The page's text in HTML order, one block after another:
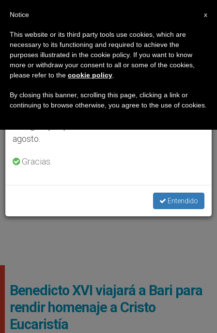
Benedicto XVI viajará a Bari para
rendir homenaje a Cristo
Eucaristía
×
Aviso importante
Del 27 de julio al 7 de agosto haremos la pausa
anual, aprovechando que en el periodo de verano
se generan menos informaciones y también el
agosto.
Gracias.
Entendido
x
Notice
This website or its third party tools use cookies, which are
necessary to its functioning and required to achieve the
purposes illustrated in the cookie policy. If you want to know
more or withdraw your consent to all or some of the cookies,
please refer to the cookie policy
By closing this banner, scrolling this page, clicking a link or
continuing to browse otherwise, you agree to the use of cookies.